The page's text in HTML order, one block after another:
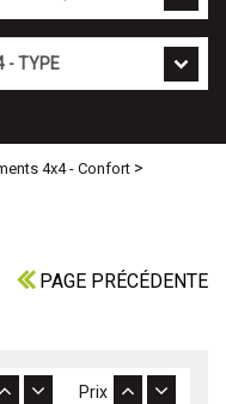
4x4 - Confort >
PAGE PRÉCÉDENTE
Prix